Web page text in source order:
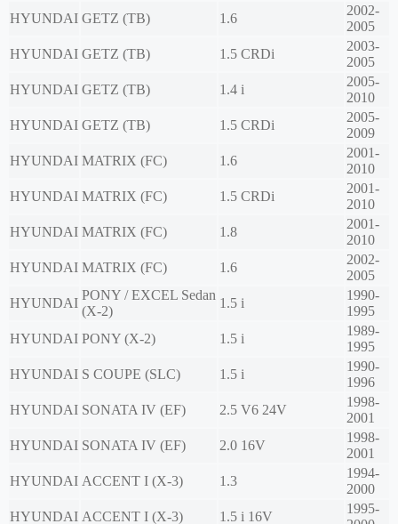
HYUNDAI GETZ (TB) 1.6
2002-
2005
HYUNDAI GETZ (TB) 1.5 CRDi
2003-
2005
HYUNDAI GETZ (TB) 1.4 i
2005-
2010
HYUNDAI GETZ (TB) 1.5 CRDi
2005-
2009
HYUNDAI MATRIX (FC) 1.6
2001-
2010
HYUNDAI MATRIX (FC) 1.5 CRDi
2001-
2010
HYUNDAI MATRIX (FC) 1.8
2001-
2010
HYUNDAI MATRIX (FC) 1.6
2002-
2005
HYUNDAI
PONY / EXCEL Sedan
(X-2)
1.5 i
1990-
1995
HYUNDAI PONY (X-2) 1.5 i
1989-
1995
HYUNDAI S COUPE (SLC) 1.5 i
1990-
1996
HYUNDAI SONATA IV (EF) 2.5 V6 24V
1998-
2001
HYUNDAI SONATA IV (EF) 2.0 16V
1998-
2001
HYUNDAI ACCENT I (X-3) 1.3
1994-
2000
HYUNDAI ACCENT I (X-3) 1.5 i 16V
1995-